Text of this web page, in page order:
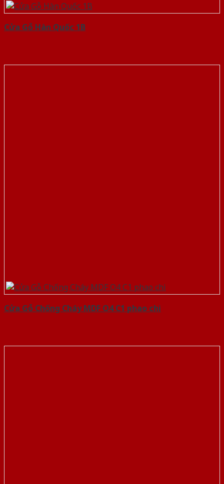
Cửa Gỗ Hàn Quốc 1B
Cửa Gỗ Chống Cháy MDF O4 C1 phao chi